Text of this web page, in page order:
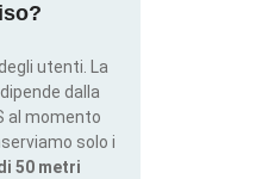
utenti. La
dalla
al momento
solo i
50 metri